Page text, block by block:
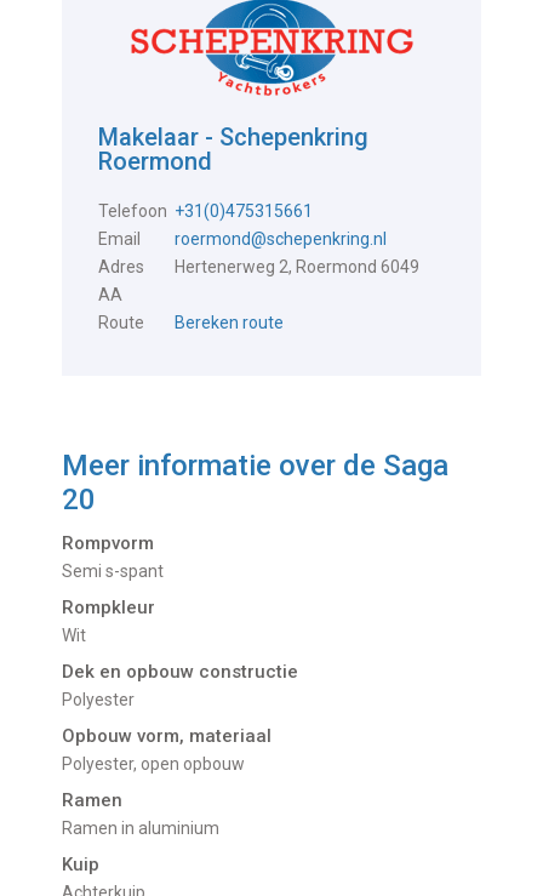
Makelaar - Schepenkring
Roermond
Telefoon +31(0)475315661
Email
roermond@schepenkring.nl
Adres
Hertenerweg 2, Roermond 6049
AA
Route
Bereken route
Meer informatie over de Saga
20
Rompvorm
Semi s-spant
Rompkleur
Wit
Dek en opbouw constructie
Polyester
Opbouw vorm, materiaal
Polyester, open opbouw
Ramen
Ramen in aluminium
Kuip